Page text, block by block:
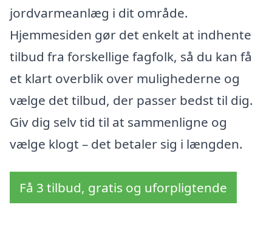
jordvarmeanlæg i dit område.
Hjemmesiden gør det enkelt at indhente
tilbud fra forskellige fagfolk, så du kan få
et klart overblik over mulighederne og
vælge det tilbud, der passer bedst til dig.
Giv dig selv tid til at sammenligne og
vælge klogt – det betaler sig i længden.
Få 3 tilbud, gratis og uforpligtende